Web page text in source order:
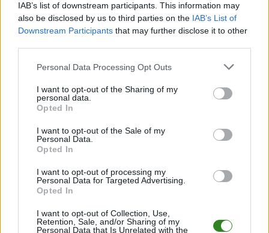
IAB’s list of downstream participants. This information may
also be disclosed by us to third parties on the IAB’s List of
Downstream Participants that may further disclose it to other
Please note that this website/app uses one or more Google
not limited to your visit or usage behaviour. You may click to
grant or deny consent to Google and its third-party tags to
use your data for below specified purposes in below Google
consent section.
Personal Data Processing Opt Outs
I want to opt-out of the Sharing of my
personal data.
Opted In
I want to opt-out of the Sale of my
Personal Data.
Opted In
I want to opt-out of processing my
Personal Data for Targeted Advertising.
Opted In
I want to opt-out of Collection, Use,
Retention, Sale, and/or Sharing of my
Personal Data that Is Unrelated with the
Informacje o składach i strzelcach
W miarę dostępności danych, publikujemyskłady wyjściowe,
aktualizujemy zależnie od poziomu ligi i dostępnych źródeł.
Śledź mecze swojej drużyny
Jeśli jesteś kibicem klubu KS Szczepańcowa lub Rotar Węglówka - zaglądaj
tutaj częściej. Nasz serwis regularnie dostarcza informacje o terminach
meczów, wynikach, transferach i newsach klubowych
piłkarskichw województwie. Sprawdź nasze relacje, śledź ulubioną ligę i
bądź na bieżąco z wydarzeniami z boisk!
KS Szczepańcowa - Rotar Węglówkaodbędzie się w ramach 5.
kolejki - Krosno > Klasa B, gr. IV. Spotkanie zostanie rozegrane w dniu 09
KS Szczepańcowaprzystępuje do tego spotkania w roli gospodarza. Jak
drużyna radzi sobie w sezonie 2023/2024 rozgrywek Krosno > Klasa B, gr.